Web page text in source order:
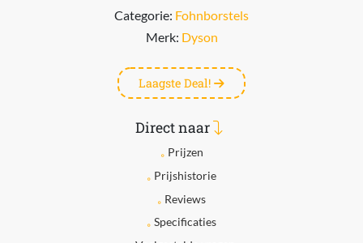
Categorie: Fohnborstels
Merk: Dyson
Laagste Deal!
Direct naar
Prijzen
Prijshistorie
Reviews
Specificaties